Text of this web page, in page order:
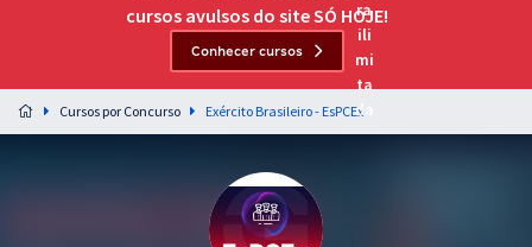
Preparação completa e intensiva para as principais
residências em saúde do Brasil
cursos avulsos do site SÓ HOJE!
Conhecer cursos
Cursos por Concurso Exército Brasileiro - EsPCEx